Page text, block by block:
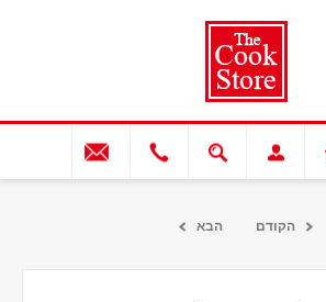
הקודם הבא